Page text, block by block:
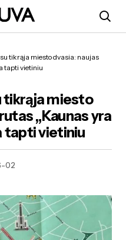
tikrąja miesto dvasia: naujas
tapti vietiniu
tikrąja miesto
„Kaunas yra
tapti vietiniu
02